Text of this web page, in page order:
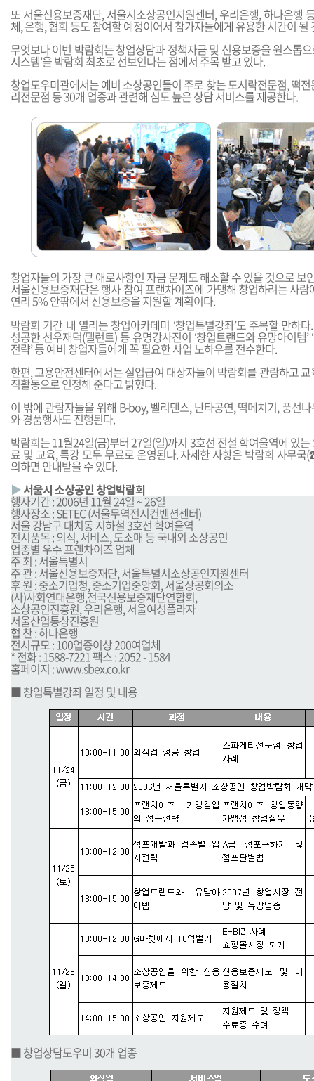
또 서울신용보증재단, 서울시소상공인지원센터, 우리은행, 하나은행
체, 은행, 협회 등도 참여할 예정이어서 참가자들에게 유용한 시간이 될
무엇보다 이번 박람회는 창업상담과 정책자금 및 신용보증을 원스톱
시스템’을 박람회 최초로 선보인다는 점에서 주목 받고 있다.
창업도우미관에서는 예비 소상공인들이 주로 찾는 도시락전문점, 떡
리전문점 등 30개 업종과 관련해 심도 높은 상담 서비스를 제공한다.
창업자들의 가장 큰 애로사항인 자금 문제도 해소할 수 있을 것으로 보
서울신용보증재단은 행사 참여 프랜차이즈에 가맹해 창업하려는 사
연리 5% 안팎에서 신용보증을 지원할 계획이다.
박람회 기간 내 열리는 창업아카데미 ‘창업특별강좌’도 주목할 만하
성공한 선우재덕(탤런트) 등 유명강사진이 ‘창업트랜드와 유망아이템’
전략’ 등 예비 창업자들에게 꼭 필요한 사업 노하우를 전수한다.
한편, 고용안전센터에서는 실업급여 대상자들이 박람회를 관람하고
직활동으로 인정해 준다고 밝혔다.
이 밖에 관람자들을 위해 B-boy, 벨리댄스, 난타공연, 떡메치기, 풍선
와 경품행사도 진행된다.
박람회는 11월24일(금)부터 27일(일)까지 3호선 전철 학여울역에 있는
료 및 교육, 특강 모두 무료로 운영된다. 자세한 사항은 박람회 사무
의하면 안내받을 수 있다.
▶서울시 소상공인 창업박람회
행사기간 : 2006년 11월 24일 ~ 26일
행사장소 : SETEC (서울무역전시컨벤션센터)
서울 강남구 대치동 지하철 3호선 학여울역
전시품목 : 외식, 서비스, 도소매 등 국내외 소상공인
업종별 우수 프랜차이즈 업체
주 최 : 서울특별시
주 관 : 서울신용보증재단, 서울특별시소상공인지원센터
후 원 : 중소기업청, 중소기업중앙회, 서울상공회의소
(사)사회연대은행,전국신용보증재단연합회,
소상공인진흥원, 우리은행, 서울여성플라자
서울산업통상진흥원
협 찬 : 하나은행
전시규모 : 100업종이상 200여업체
* 전화 : 1588-7221 팩스 : 2052 - 1584
홈페이지 :www.sbex.co.kr
■ 창업특별강좌 일정 및 내용
■ 창업상담도우미 30개 업종